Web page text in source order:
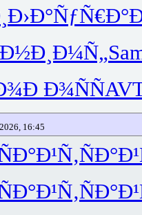
Ð›Ð°ÑƒÑ€
Ð½Ð¸Ð¼Ñ„
Ð Ð¾ÑÑ
16:45